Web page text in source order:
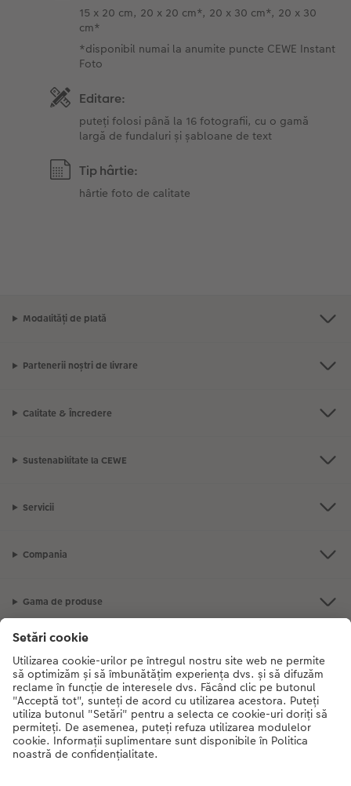
15 x 20 cm, 20 x 20 cm*, 20 x 30 cm*, 20 x 30
cm*
*disponibil numai la anumite puncte CEWE Instant
Foto
Editare:
puteți folosi până la 16 fotografii, cu o gamă
largă de fundaluri și șabloane de text
Tip hârtie:
hârtie foto de calitate
Modalități de plată
Partenerii noștri de livrare
Calitate & Încredere
Sustenabilitate la CEWE
Servicii
Compania
Gama de produse